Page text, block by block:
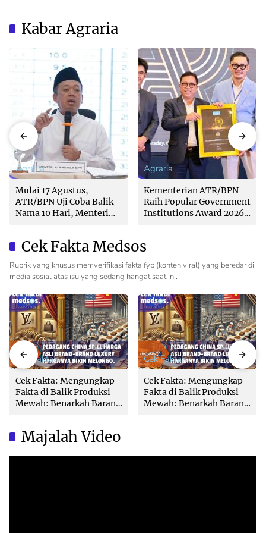
Kabar Agraria
Agraria
Mulai 17 Agustus,
ATR/BPN Uji Coba Balik
Nama 10 Hari, Menteri
Agraria
Kementerian ATR/BPN
Raih Popular Government
Institutions Award 2026
Cek Fakta Medsos
Rubrik yang khusus memverifikasi fakta fyp (konten viral) yang beredar di
media sosial atas isu yang sedang hangat saat ini.
Cek Fakta
Cek Fakta: Mengungkap
Fakta di Balik Produksi
Mewah: Benarkah Barang
Cek Fakta
Cek Fakta: Mengungkap
Fakta di Balik Produksi
Mewah: Benarkah Barang
Majalah Video